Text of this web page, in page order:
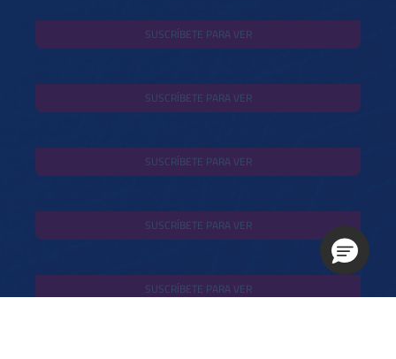
SUSCRÍBETE PARA VER
SUSCRÍBETE PARA VER
SUSCRÍBETE PARA VER
SUSCRÍBETE PARA VER
SUSCRÍBETE PARA VER